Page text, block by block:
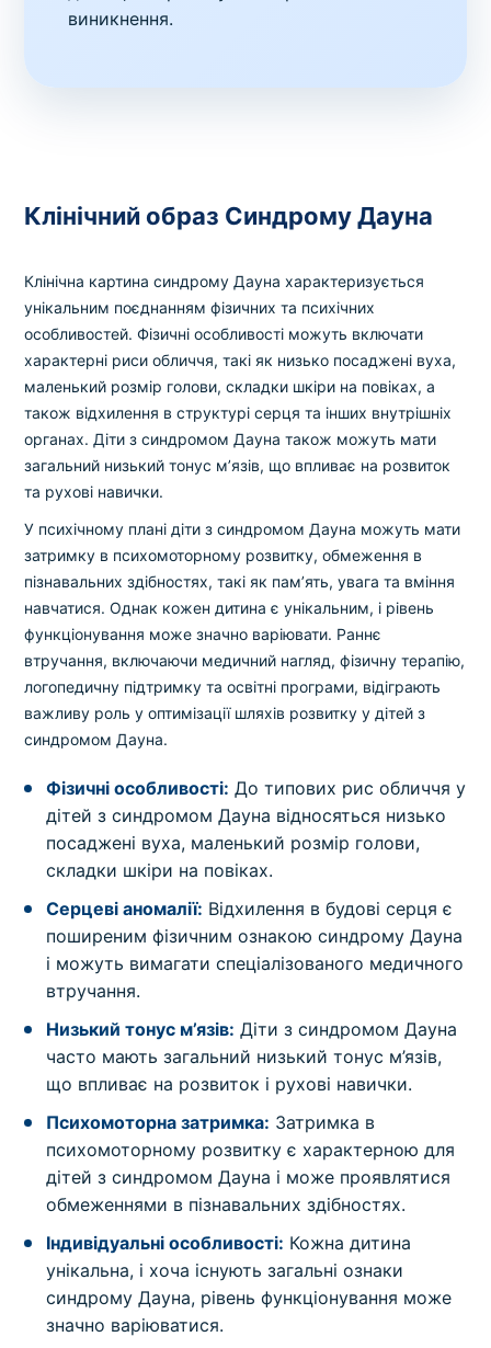
виникнення.
Клінічний образ Синдрому Дауна
Клінічна картина синдрому Дауна характеризується
унікальним поєднанням фізичних та психічних
особливостей. Фізичні особливості можуть включати
характерні риси обличчя, такі як низько посаджені вуха,
маленький розмір голови, складки шкіри на повіках, а
також відхилення в структурі серця та інших внутрішніх
органах. Діти з синдромом Дауна також можуть мати
загальний низький тонус м’язів, що впливає на розвиток
та рухові навички.
У психічному плані діти з синдромом Дауна можуть мати
затримку в психомоторному розвитку, обмеження в
пізнавальних здібностях, такі як пам’ять, увага та вміння
навчатися. Однак кожен дитина є унікальним, і рівень
функціонування може значно варіювати. Раннє
втручання, включаючи медичний нагляд, фізичну терапію,
логопедичну підтримку та освітні програми, відіграють
важливу роль у оптимізації шляхів розвитку у дітей з
синдромом Дауна.
Фізичні особливості: До типових рис обличчя у
дітей з синдромом Дауна відносяться низько
посаджені вуха, маленький розмір голови,
складки шкіри на повіках.
Серцеві аномалії: Відхилення в будові серця є
поширеним фізичним ознакою синдрому Дауна
і можуть вимагати спеціалізованого медичного
втручання.
Низький тонус м’язів: Діти з синдромом Дауна
часто мають загальний низький тонус м’язів,
що впливає на розвиток і рухові навички.
Психомоторна затримка: Затримка в
психомоторному розвитку є характерною для
дітей з синдромом Дауна і може проявлятися
обмеженнями в пізнавальних здібностях.
Індивідуальні особливості: Кожна дитина
унікальна, і хоча існують загальні ознаки
синдрому Дауна, рівень функціонування може
значно варіюватися.